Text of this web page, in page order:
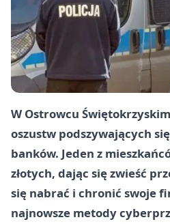
W Ostrowcu
oszustw podszywających
banków. Jeden z
złotych, dając się zwieść
się nabrać i chronić swoje
najnowsze metody